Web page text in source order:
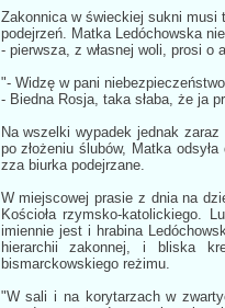
Zakonnica w świeckiej sukni musi
podejrzeń. Matka Ledóchowska
- pierwsza, z własnej woli, prosi o
"- Widzę w pani
- Biedna Rosja, taka słaba, że ja
Na wszelki wypadek jednak
po złożeniu ślubów, Matka
zza biurka podejrzane.
W miejscowej prasie z dnia na
Kościoła rzymsko-katolickiego.
imiennie jest i hrabina
hierarchii zakonnej, i bliska
bismarckowskiego reżimu.
"W sali i na korytarzach w